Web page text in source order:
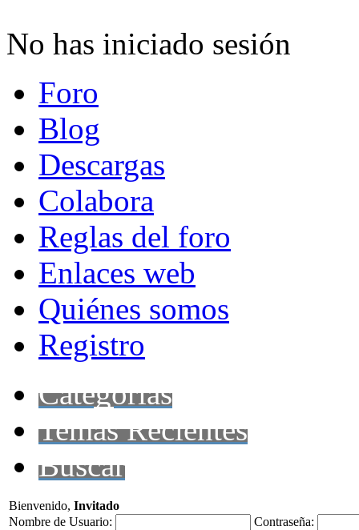
No has iniciado sesión
Foro
Blog
Descargas
Colabora
Reglas del foro
Enlaces web
Quiénes somos
Registro
Categorías
Temas Recientes
Buscar
Bienvenido, Invitado
Nombre de Usuario:
Contraseña: